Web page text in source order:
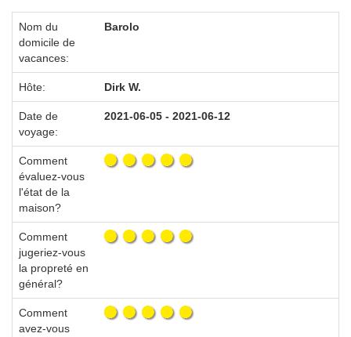
Nom du
domicile de
vacances:
Barolo
Hôte: Dirk W.
Date de
voyage:
2021-06-05 - 2021-06-12
Comment
évaluez-vous
l'état de la
maison?
Comment
jugeriez-vous
la propreté en
général?
Comment
avez-vous